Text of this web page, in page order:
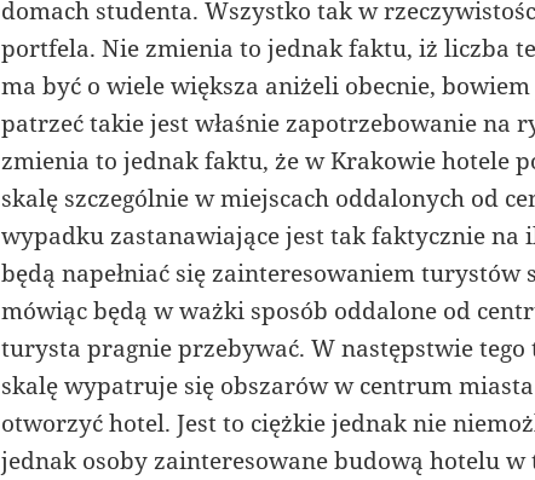
domach studenta. Wszystko tak w
portfela. Nie zmienia to jednak faktu, iż liczba
ma być o wiele większa aniżeli obecnie,
patrzeć takie jest właśnie zapotrzebowanie na
zmienia to jednak faktu, że w Krakowie hotele
skalę szczególnie w miejscach oddalonych od
wypadku zastanawiające jest tak faktycznie na
będą napełniać się zainteresowaniem turystów
mówiąc będą w ważki sposób oddalone od
turysta pragnie przebywać. W następstwie tego
skalę wypatruje się obszarów w centrum
otworzyć hotel. Jest to ciężkie jednak nie
jednak osoby zainteresowane budową hotelu